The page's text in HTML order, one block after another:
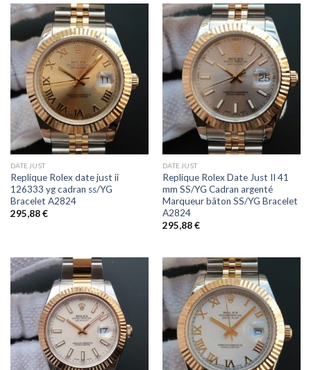
DATEJUST
Replique Rolex date just ii
126333 yg cadran ss/YG
Bracelet A2824
295,88€
DATEJUST
Replique Rolex Date Just II 41
mm SS/YG Cadran argenté
Marqueur bâton SS/YG Bracelet
A2824
295,88€